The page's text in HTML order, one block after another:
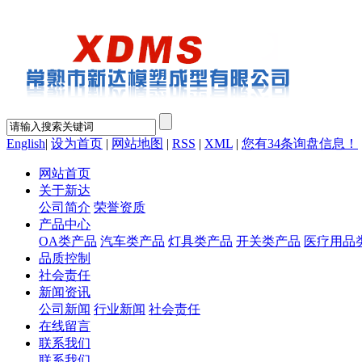
English| 设为首页 | 网站地图 | RSS | XML | 您有34条询盘信息！
网站首页
关于新达
公司简介 荣誉资质
产品中心
OA类产品 汽车类产品 灯具类产品 开关类产品 医疗用品
品质控制
社会责任
新闻资讯
公司新闻 行业新闻 社会责任
在线留言
联系我们